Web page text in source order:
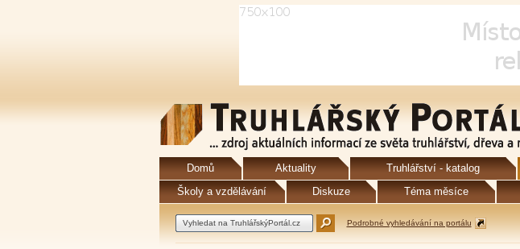
Domů Aktuality Truhlářství - katalog
Školy a vzdělávání
Diskuze Téma měsíce
Podrobné vyhledávání na portálu